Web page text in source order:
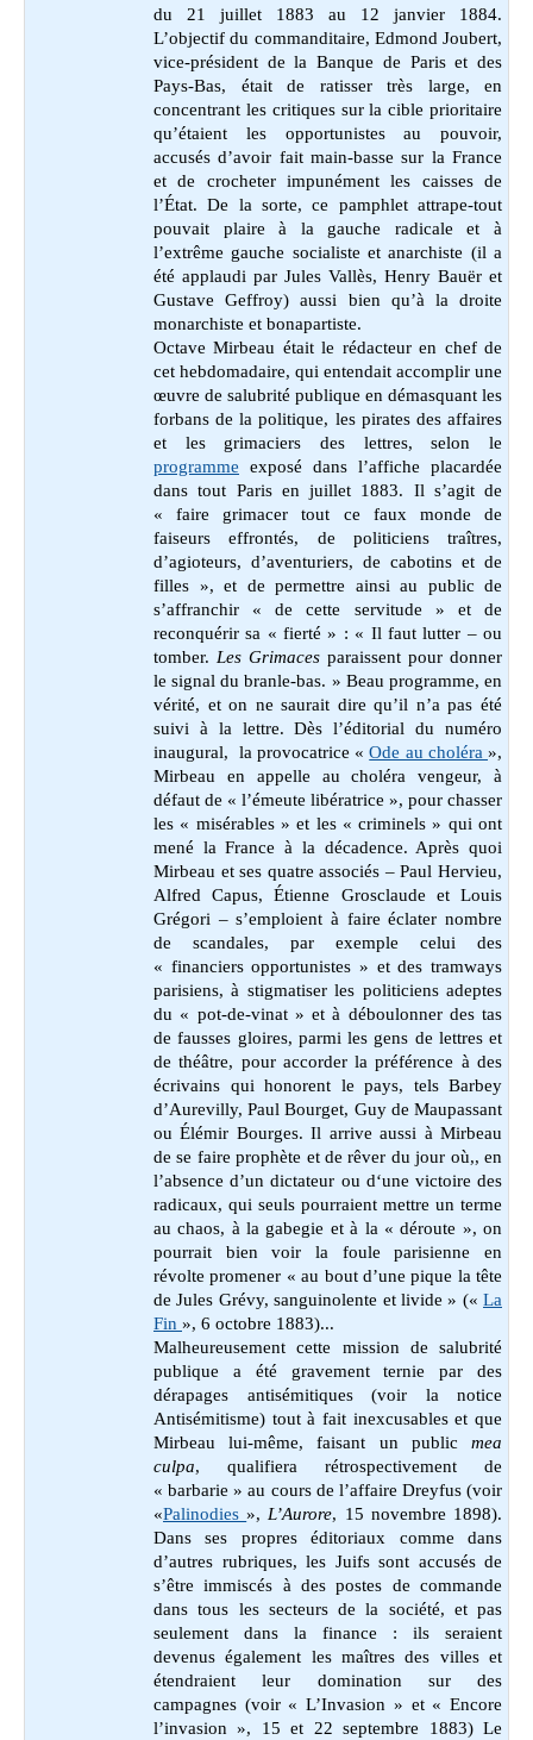
du 21 juillet 1883 au 12 janvier 1884.
L’objectif du commanditaire, Edmond Joubert,
vice-président de la Banque de Paris et des
Pays-Bas, était de ratisser très large, en
concentrant les critiques sur la cible prioritaire
qu’étaient les opportunistes au pouvoir,
accusés d’avoir fait main-basse sur la France
et de crocheter impunément les caisses de
l’État. De la sorte, ce pamphlet attrape-tout
pouvait plaire à la gauche radicale et à
l’extrême gauche socialiste et anarchiste (il a
été applaudi par Jules Vallès, Henry Bauër et
Gustave Geffroy) aussi bien qu’à la droite
monarchiste et bonapartiste.
Octave Mirbeau était le rédacteur en chef de
cet hebdomadaire, qui entendait accomplir une
œuvre de salubrité publique en démasquant les
forbans de la politique, les pirates des affaires
et les grimaciers des lettres, selon le
programme exposé dans l’affiche placardée
dans tout Paris en juillet 1883. Il s’agit de
« faire grimacer tout ce faux monde de
faiseurs effrontés, de politiciens traîtres,
d’agioteurs, d’aventuriers, de cabotins et de
filles », et de permettre ainsi au public de
s’affranchir « de cette servitude » et de
reconquérir sa « fierté » : « Il faut lutter – ou
tomber. Les Grimaces paraissent pour donner
le signal du branle-bas. » Beau programme, en
vérité, et on ne saurait dire qu’il n’a pas été
suivi à la lettre. Dès l’éditorial du numéro
inaugural, la provocatrice «Ode au choléra »,
Mirbeau en appelle au choléra vengeur, à
défaut de « l’émeute libératrice », pour chasser
les « misérables » et les « criminels » qui ont
mené la France à la décadence. Après quoi
Mirbeau et ses quatre associés – Paul Hervieu,
Alfred Capus, Étienne Grosclaude et Louis
Grégori – s’emploient à faire éclater nombre
de scandales, par exemple celui des
« financiers opportunistes » et des tramways
parisiens, à stigmatiser les politiciens adeptes
du « pot-de-vinat » et à déboulonner des tas
de fausses gloires, parmi les gens de lettres et
de théâtre, pour accorder la préférence à des
écrivains qui honorent le pays, tels Barbey
d’Aurevilly, Paul Bourget, Guy de Maupassant
ou Élémir Bourges. Il arrive aussi à Mirbeau
de se faire prophète et de rêver du jour où,, en
l’absence d’un dictateur ou d‘une victoire des
radicaux, qui seuls pourraient mettre un terme
au chaos, à la gabegie et à la « déroute », on
pourrait bien voir la foule parisienne en
révolte promener « au bout d’une pique la tête
de Jules Grévy, sanguinolente et livide » (« La
Fin », 6 octobre 1883)...
Malheureusement cette mission de salubrité
publique a été gravement ternie par des
dérapages antisémitiques (voir la notice
Antisémitisme) tout à fait inexcusables et que
Mirbeau lui-même, faisant un public mea
culpa, qualifiera rétrospectivement de
« barbarie » au cours de l’affaire Dreyfus (voir
«Palinodies»,L’Aurore, 15 novembre 1898).
Dans ses propres éditoriaux comme dans
d’autres rubriques, les Juifs sont accusés de
s’être immiscés à des postes de commande
dans tous les secteurs de la société, et pas
seulement dans la finance : ils seraient
devenus également les maîtres des villes et
étendraient leur domination sur des
campagnes (voir « L’Invasion » et « Encore
l’invasion », 15 et 22 septembre 1883) Le